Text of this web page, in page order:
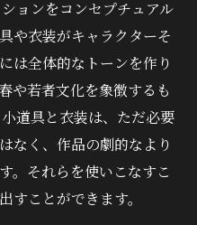
ョンをコンセプチュアル
や衣装がキャラクターそ
は全体的なトーンを作り
や若者文化を象徴するも
道具と衣装は、ただ必要
なく、作品の劇的なより
。それらを使いこなすこ
すことができます。